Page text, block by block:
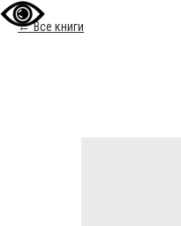
Все книги